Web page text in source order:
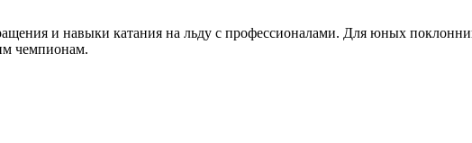
и навыки катания на льду с профессионалами. Для юных
чемпионам.